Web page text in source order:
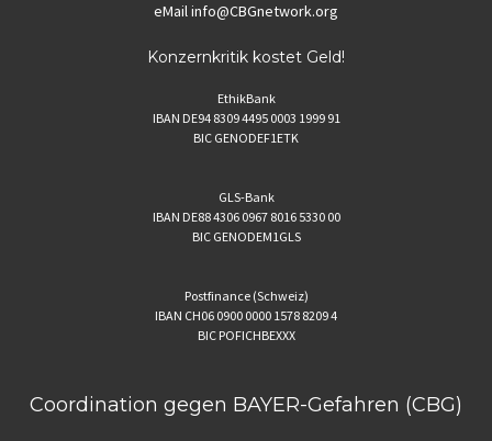
eMailinfo@CBGnetwork.org
Konzernkritik kostet Geld!
EthikBank
IBAN DE94 8309 4495 0003 1999 91
BIC GENODEF1ETK
GLS-Bank
IBAN DE88 4306 0967 8016 5330 00
BIC GENODEM1GLS
Postfinance (Schweiz)
IBAN CH06 0900 0000 1578 8209 4
BIC POFICHBEXXX
Coordination gegen BAYER-Gefahren (CBG)